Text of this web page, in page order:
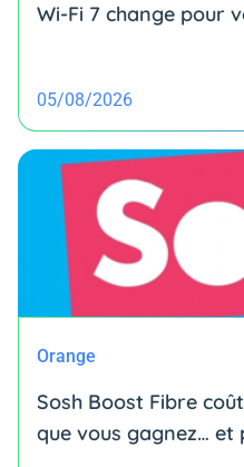
Wi-Fi 7 change pour
05/08/2026
Orange
Sosh Boost Fibre
que vous gagnez… et